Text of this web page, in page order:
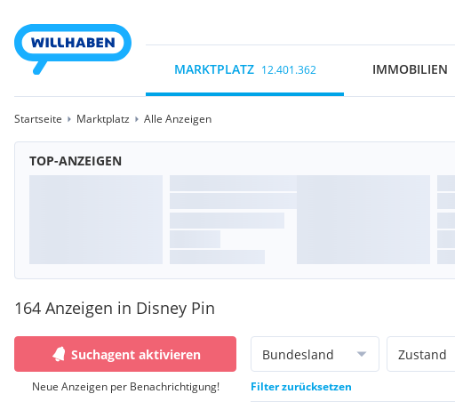
MARKTPLATZ 12.401.362 IMMOBILIEN
Startseite Marktplatz Alle Anzeigen
TOP-ANZEIGEN
164 Anzeigen in Disney Pin
Suchagent aktivieren
Neue Anzeigen per Benachrichtigung!
Bundesland Zustand
Filter zurücksetzen